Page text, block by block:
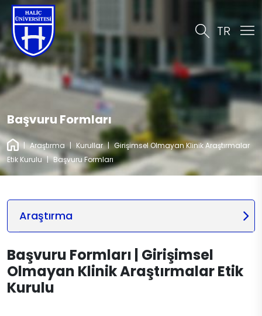
TR
Başvuru Formları
| Araştırma | Kurullar | Girişimsel Olmayan Klinik Araştırmalar
Etik Kurulu | Başvuru Formları
Araştırma
Başvuru Formları | Girişimsel
Olmayan Klinik Araştırmalar Etik
Kurulu